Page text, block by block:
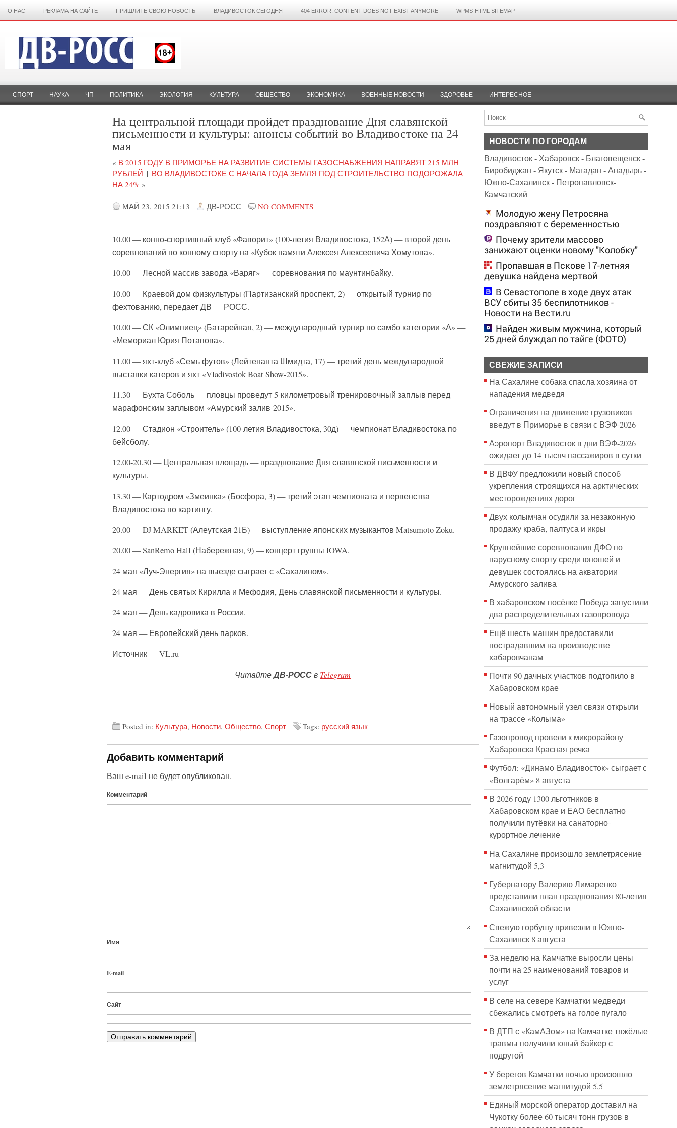
О НАС РЕКЛАМА НА САЙТЕ ПРИШЛИТЕ СВОЮ НОВОСТЬ ВЛАДИВОСТОК СЕГОДНЯ 404 ERROR, CONTENT DOES NOT EXIST ANYMORE WPMS HTML SITEMAP
СПОРТ НАУКА ЧП ПОЛИТИКА ЭКОЛОГИЯ КУЛЬТУРА ОБЩЕСТВО ЭКОНОМИКА ВОЕННЫЕ НОВОСТИ ЗДОРОВЬЕ ИНТЕРЕСНОЕ
На центральной площади пройдет празднование Дня славянской
письменности и культуры: анонсы событий во Владивостоке на 24
мая
« В 2015 ГОДУ В ПРИМОРЬЕ НА РАЗВИТИЕ СИСТЕМЫ ГАЗОСНАБЖЕНИЯ НАПРАВЯТ 215 МЛН
РУБЛЕЙ ||| ВО ВЛАДИВОСТОКЕ С НАЧАЛА ГОДА ЗЕМЛЯ ПОД СТРОИТЕЛЬСТВО ПОДОРОЖАЛА
НА 24% »
МАЙ 23, 2015 21:13 ДВ-РОСС NO COMMENTS
10.00 — конно-спортивный клуб «Фаворит» (100-летия Владивостока, 152А) — второй день
соревнований по конному спорту на «Кубок памяти Алексея Алексеевича Хомутова».
10.00 — Лесной массив завода «Варяг» — соревнования по маунтинбайку.
10.00 — Краевой дом физкультуры (Партизанский проспект, 2) — открытый турнир по
фехтованию, передает ДВ — РОСС.
10.00 — СК «Олимпиец» (Батарейная, 2) — международный турнир по самбо категории «А» —
«Мемориал Юрия Потапова».
11.00 — яхт-клуб «Семь футов» (Лейтенанта Шмидта, 17) — третий день международной
выставки катеров и яхт «Vladivostok Boat Show-2015».
11.30 — Бухта Соболь — пловцы проведут 5-километровый тренировочный заплыв перед
марафонским заплывом «Амурский залив-2015».
12.00 — Стадион «Строитель» (100-летия Владивостока, 30д) — чемпионат Владивостока по
бейсболу.
12.00-20.30 — Центральная площадь — празднование Дня славянской письменности и
культуры.
13.30 — Картодром «Змеинка» (Босфора, 3) — третий этап чемпионата и первенства
Владивостока по картингу.
20.00 — DJ MARKET (Алеутская 21Б) — выступление японских музыкантов Matsumoto Zoku.
20.00 — SanRemo Hall (Набережная, 9) — концерт группы IOWA.
24 мая «Луч-Энергия» на выезде сыграет с «Сахалином».
24 мая — День святых Кирилла и Мефодия, День славянской письменности и культуры.
24 мая — День кадровика в России.
24 мая — Европейский день парков.
Источник — VL.ru
ЧитайтеДВ-РОССв Telegram
Posted in: Культура, Новости, Общество, Спорт Tags: русский язык
Добавить комментарий
Ваш e-mail не будет опубликован.
Комментарий
Имя
E-mail
Сайт
НОВОСТИ ПО ГОРОДАМ
Владивосток-Хабаровск- Благовещенск-
Биробиджан - Якутск- Магадан -Анадырь-
Южно-Сахалинск- Петропавловск-
Камчатский
Молодую жену Петросяна
поздравляют с беременностью
Почему зрители массово
занижают оценки новому "Колобку"
Пропавшая в Пскове 17-летняя
девушка найдена мертвой
В Севастополе в ходе двух атак
ВСУ сбиты 35 беспилотников -
Новости на Вести.ru
Найден живым мужчина, который
25 дней блуждал по тайге (ФОТО)
СВЕЖИЕ ЗАПИСИ
На Сахалине собака спасла хозяина от
нападения медведя
Ограничения на движение грузовиков
введут в Приморье в связи с ВЭФ-2026
Аэропорт Владивосток в дни ВЭФ-2026
ожидает до 14 тысяч пассажиров в сутки
В ДВФУ предложили новый способ
укрепления строящихся на арктических
месторождениях дорог
Двух колымчан осудили за незаконную
продажу краба, палтуса и икры
Крупнейшие соревнования ДФО по
парусному спорту среди юношей и
девушек состоялись на акватории
Амурского залива
В хабаровском посёлке Победа запустили
два распределительных газопровода
Ещё шесть машин предоставили
пострадавшим на производстве
хабаровчанам
Почти 90 дачных участков подтопило в
Хабаровском крае
Новый автономный узел связи открыли
на трассе «Колыма»
Газопровод провели к микрорайону
Хабаровска Красная речка
Футбол: «Динамо-Владивосток» сыграет с
«Волгарём» 8 августа
В 2026 году 1300 льготников в
Хабаровском крае и ЕАО бесплатно
получили путёвки на санаторно-
курортное лечение
На Сахалине произошло землетрясение
магнитудой 5,3
Губернатору Валерию Лимаренко
представили план празднования 80-летия
Сахалинской области
Свежую горбушу привезли в Южно-
Сахалинск 8 августа
За неделю на Камчатке выросли цены
почти на 25 наименований товаров и
услуг
В селе на севере Камчатки медведи
сбежались смотреть на голое пугало
В ДТП с «КамАЗом» на Камчатке тяжёлые
травмы получили юный байкер с
подругой
У берегов Камчатки ночью произошло
землетрясение магнитудой 5,5
Единый морской оператор доставил на
Чукотку более 60 тысяч тонн грузов в